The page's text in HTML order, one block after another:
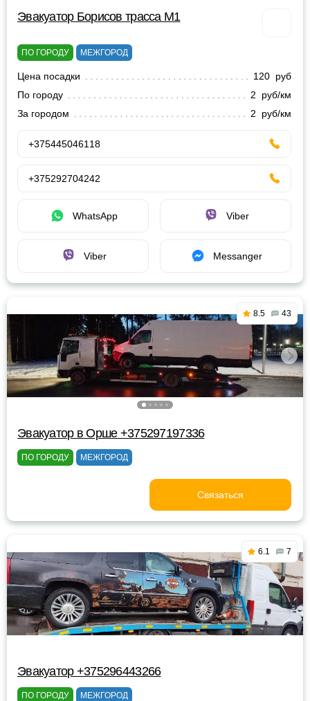
Эвакуатор Борисов трасса М1
ПО ГОРОДУ МЕЖГОРОД
Цена посадки
120 руб
По городу
2 руб/км
За городом
2 руб/км
+375445046118
+375292704242
WhatsApp Viber
Viber Messanger
8.5 43
Эвакуатор в Орше +375297197336
ПО ГОРОДУ МЕЖГОРОД
Связаться
6.1 7
Эвакуатор +375296443266
ПО ГОРОДУ МЕЖГОРОД